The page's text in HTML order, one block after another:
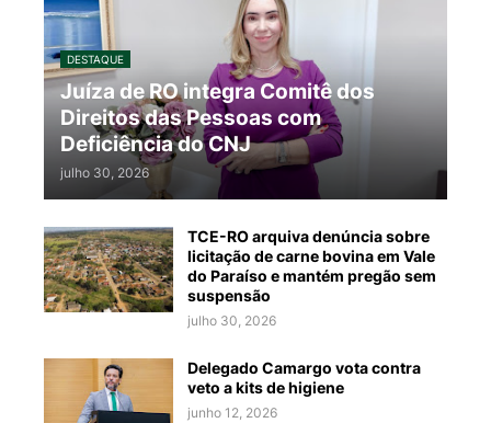
DESTAQUE
Juíza de RO integra Comitê dos
Direitos das Pessoas com
Deficiência do CNJ
julho 30, 2026
TCE-RO arquiva denúncia sobre
licitação de carne bovina em Vale
do Paraíso e mantém pregão sem
suspensão
julho 30, 2026
Delegado Camargo vota contra
veto a kits de higiene
junho 12, 2026